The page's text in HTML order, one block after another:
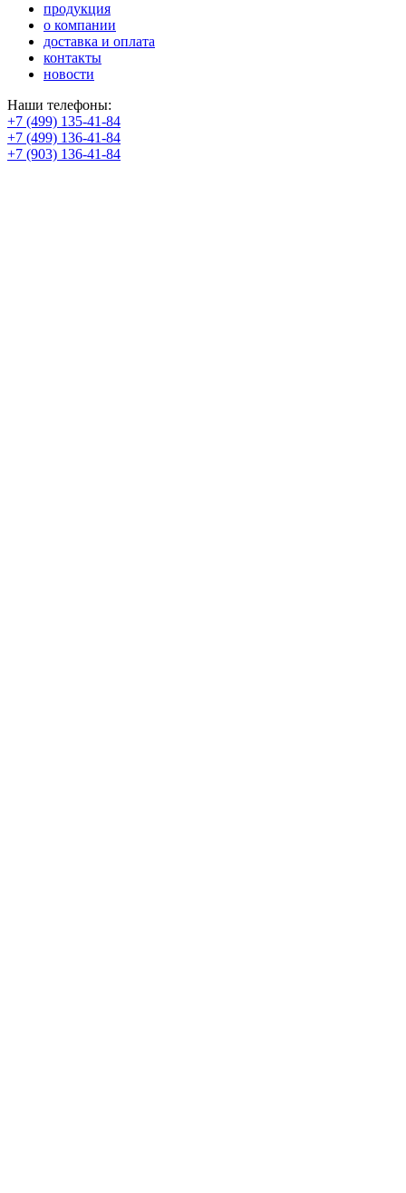
продукция
о компании
доставка и оплата
контакты
новости
Наши телефоны:
+7 (499) 135-41-84
+7 (499) 136-41-84
+7 (903) 136-41-84